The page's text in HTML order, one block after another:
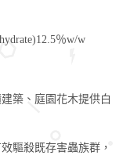
％w/w
築、庭園花木提供白
驅殺既存害蟲族群，